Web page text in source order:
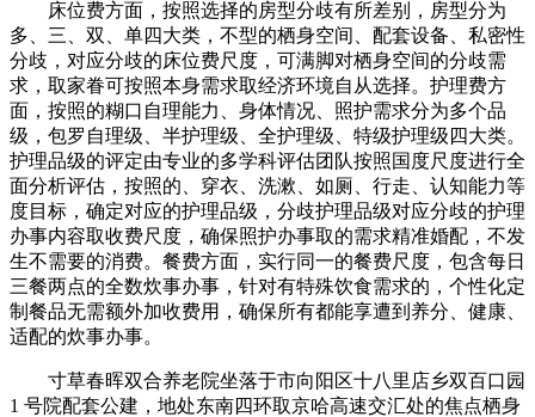
床位费方面，按照选择的房型分歧有所差别，房型分为
多、三、双、单四大类，不型的栖身空间、配套设备、私密性
分歧，对应分歧的床位费尺度，可满脚对栖身空间的分歧需
求，取家眷可按照本身需求取经济环境自从选择。护理费方
面，按照的糊口自理能力、身体情况、照护需求分为多个品
级，包罗自理级、半护理级、全护理级、特级护理级四大类。
护理品级的评定由专业的多学科评估团队按照国度尺度进行全
面分析评估，按照的、穿衣、洗漱、如厕、行走、认知能力等
度目标，确定对应的护理品级，分歧护理品级对应分歧的护理
办事内容取收费尺度，确保照护办事取的需求精准婚配，不发
生不需要的消费。餐费方面，实行同一的餐费尺度，包含每日
三餐两点的全数炊事办事，针对有特殊饮食需求的，个性化定
制餐品无需额外加收费用，确保所有都能享遭到养分、健康、
适配的炊事办事。
寸草春晖双合养老院坐落于市向阳区十八里店乡双百口园
1 号院配套公建，地处东南四环取京哈高速交汇处的焦点栖身